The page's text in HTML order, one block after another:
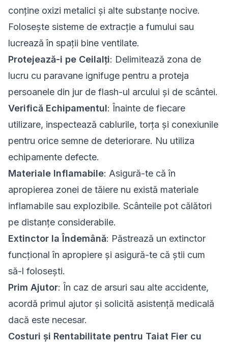
conține oxizi metalici și alte substanțe nocive.
Folosește sisteme de extracție a fumului sau
lucrează în spații bine ventilate.
Protejează-i pe Ceilalți: Delimitează zona de
lucru cu paravane ignifuge pentru a proteja
persoanele din jur de flash-ul arcului și de scântei.
Verifică Echipamentul: Înainte de fiecare
utilizare, inspectează cablurile, torța și conexiunile
pentru orice semne de deteriorare. Nu utiliza
echipamente defecte.
Materiale Inflamabile: Asigură-te că în
apropierea zonei de tăiere nu există materiale
inflamabile sau explozibile. Scânteile pot călători
pe distanțe considerabile.
Extinctor la Îndemână: Păstrează un extinctor
funcțional în apropiere și asigură-te că știi cum
să-l folosești.
Prim Ajutor: În caz de arsuri sau alte accidente,
acordă primul ajutor și solicită asistență medicală
dacă este necesar.
Costuri și Rentabilitate pentru Taiat Fier cu